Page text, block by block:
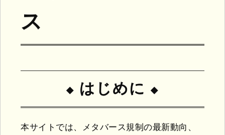
ス
はじめに
本サイトでは、メタバース規制の最新動向、